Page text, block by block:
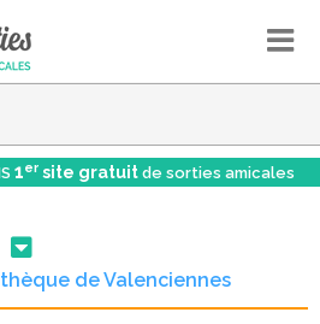
1er site gratuit de sorties amicales
de Valenciennes